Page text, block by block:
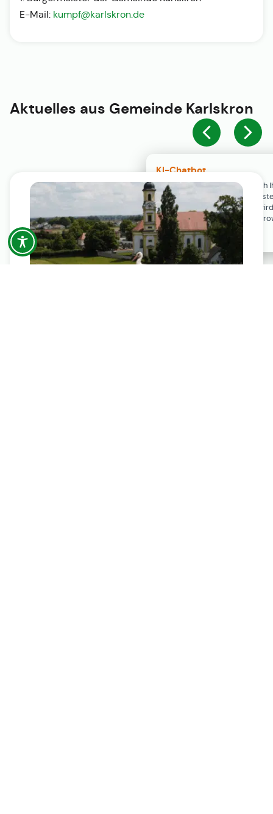
KI-Chatbot
Der KI-Chatbot steht erst nach
Einwilligung in den Cookie-
Verfügung. Der Chat-Verlauf
ausschließlich lokal in Ihrem
gespeichert.
E-Mail: kumpf@karlskron.de
Aktuelles aus Gemeinde Karlskron